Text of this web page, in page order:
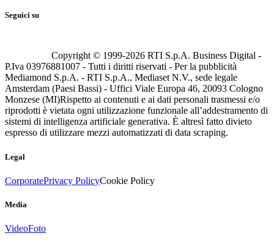
Seguici su
Copyright © 1999-2026 RTI S.p.A. Business Digital -
P.Iva 03976881007 - Tutti i diritti riservati - Per la pubblicità
Mediamond S.p.A. - RTI S.p.A., Mediaset N.V., sede legale
Amsterdam (Paesi Bassi) - Uffici Viale Europa 46, 20093 Cologno
Monzese (MI)Rispetto ai contenuti e ai dati personali trasmessi e/o
riprodotti è vietata ogni utilizzazione funzionale all’addestramento di
sistemi di intelligenza artificiale generativa. È altresì fatto divieto
espresso di utilizzare mezzi automatizzati di data scraping.
Legal
CorporatePrivacy PolicyCookie Policy
Media
VideoFoto